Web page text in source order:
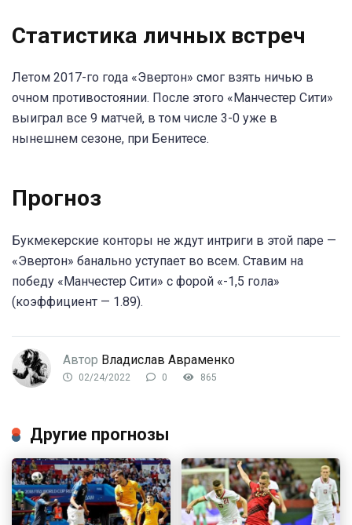
Статистика личных встреч
Летом 2017-го года «Эвертон» смог взять ничью в
очном противостоянии. После этого «Манчестер Сити»
выиграл все 9 матчей, в том числе 3-0 уже в
нынешнем сезоне, при Бенитесе.
Прогноз
Букмекерские конторы не ждут интриги в этой паре —
«Эвертон» банально уступает во всем. Ставим на
победу «Манчестер Сити» с форой «-1,5 гола»
(коэффициент — 1.89).
Автор Владислав Авраменко
02/24/2022 0 865
Другие прогнозы